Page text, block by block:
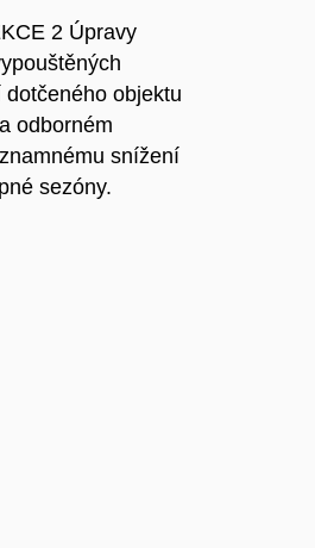
2 Úpravy
objektu
odborném
snížení
sezóny.